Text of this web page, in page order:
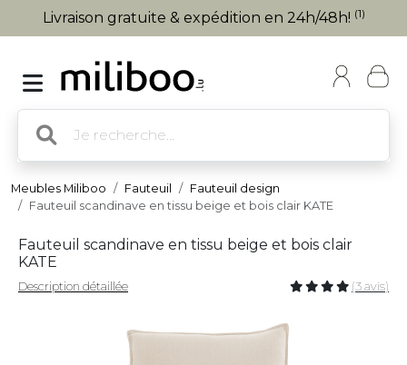
Livraison gratuite & expédition en 24h/48h! (1)
Meubles Miliboo Fauteuil
Fauteuil design
Fauteuil scandinave en tissu beige et bois clair KATE
Fauteuil scandinave en tissu beige et bois clair
KATE
Description détaillée (3 avis)